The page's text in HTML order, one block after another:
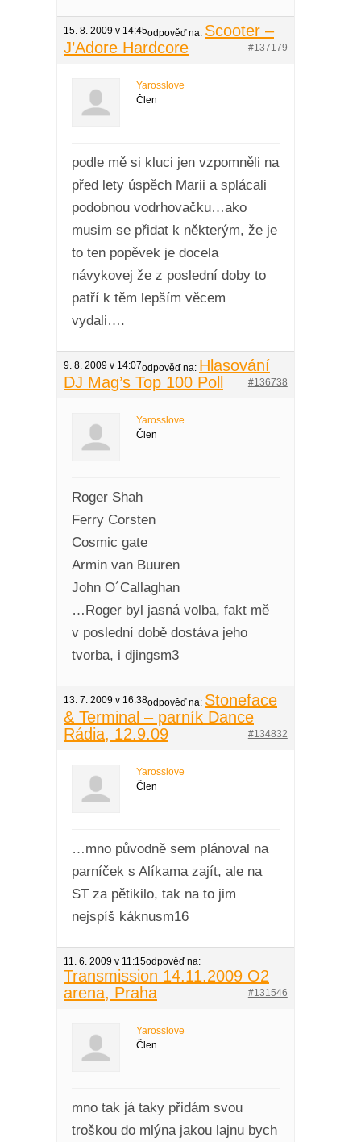
15. 8. 2009 v 14:45odpověď na: Scooter –
J’Adore Hardcore
#137179
Yarosslove
Člen
podle mě si kluci jen vzpomněli na
před lety úspěch Marii a splácali
podobnou vodrhovačku…ako
musim se přidat k některým, že je
to ten popěvek je docela
návykovej že z poslední doby to
patří k těm lepším věcem
vydali….
9. 8. 2009 v 14:07odpověď na: Hlasování
DJ Mag’s Top 100 Poll
#136738
Yarosslove
Člen
Roger Shah
Ferry Corsten
Cosmic gate
Armin van Buuren
John O´Callaghan
…Roger byl jasná volba, fakt mě
v poslední době dostáva jeho
tvorba, i djingsm3
13. 7. 2009 v 16:38odpověď na: Stoneface
& Terminal – parník Dance
Rádia, 12.9.09
#134832
Yarosslove
Člen
…mno původně sem plánoval na
parníček s Alíkama zajít, ale na
ST za pětikilo, tak na to jim
nejspíš káknusm16
11. 6. 2009 v 11:15odpověď na:
Transmission 14.11.2009 O2
arena, Praha
#131546
Yarosslove
Člen
mno tak já taky přidám svou
troškou do mlýna jakou lajnu bych